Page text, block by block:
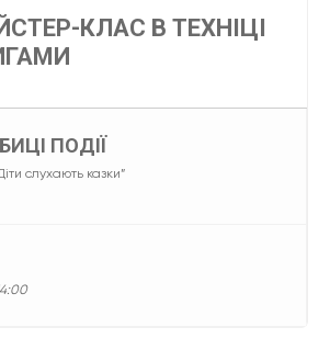
КЛАС В ТЕХНІЦІ
ПОДІЇ
слухають казки”